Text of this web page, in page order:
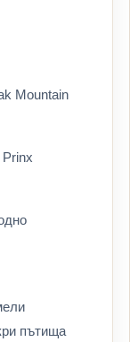
Mountain
пътища